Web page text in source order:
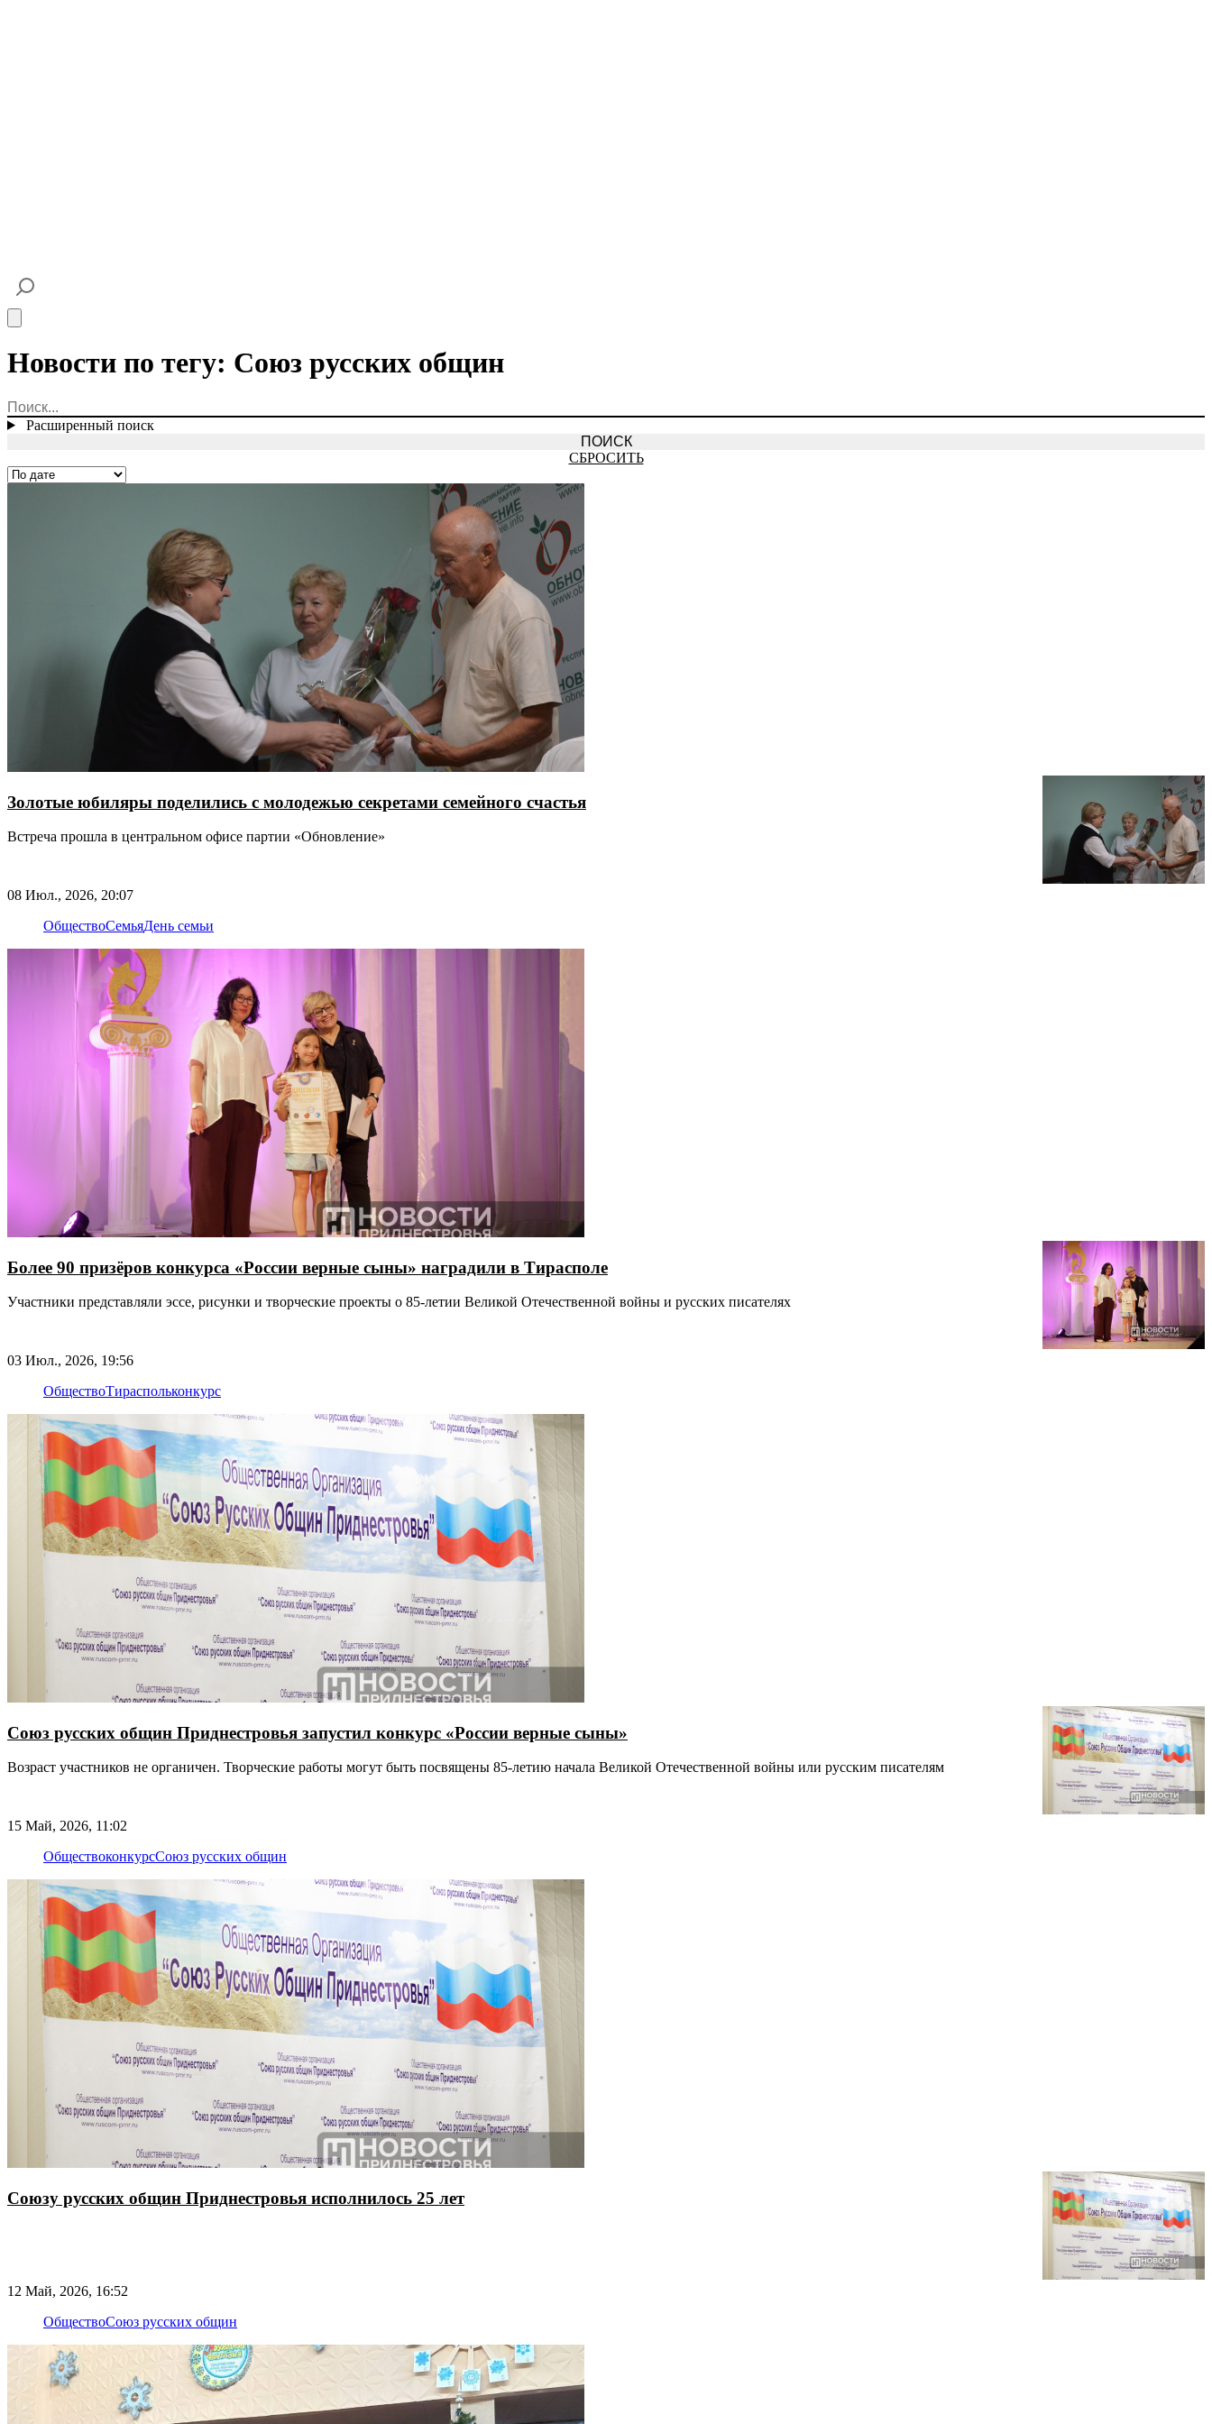
Новости по тегу: Союз русских общин
Расширенный поиск
СБРОСИТЬ
Золотые юбиляры поделились с молодежью секретами семейного счастья
Встреча прошла в центральном офисе партии «Обновление»
08 Июл., 2026, 20:07
ОбществоСемьяДень семьи
Более 90 призёров конкурса «России верные сыны» наградили в Тирасполе
Участники представляли эссе, рисунки и творческие проекты о 85-летии Великой Отечественной войны и русских писателях
03 Июл., 2026, 19:56
ОбществоТираспольконкурс
Союз русских общин Приднестровья запустил конкурс «России верные сыны»
Возраст участников не органичен. Творческие работы могут быть посвящены 85-летию начала Великой Отечественной войны или русским писателям
15 Май, 2026, 11:02
ОбществоконкурсСоюз русских общин
Союзу русских общин Приднестровья исполнилось 25 лет
12 Май, 2026, 16:52
ОбществоСоюз русских общин